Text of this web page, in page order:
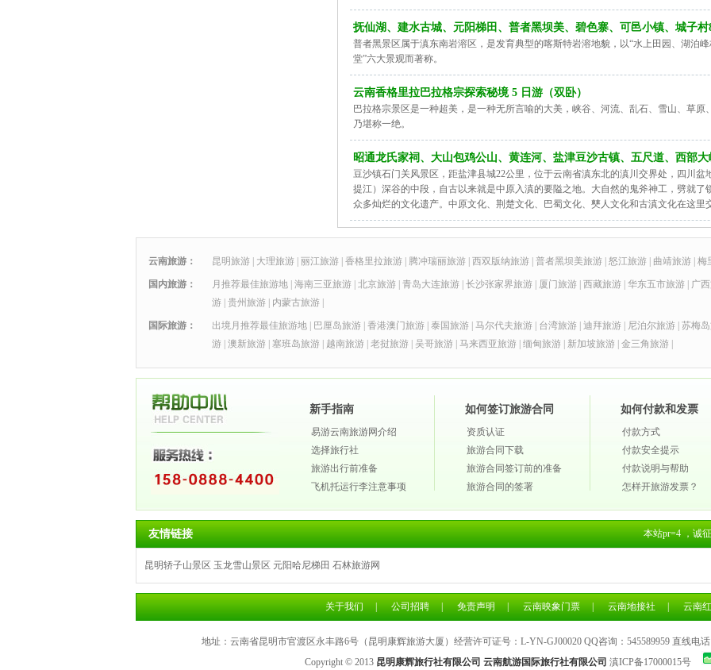
抚仙湖、建水古城、元阳梯田、普者黑坝美、碧色寨、可邑小镇、城子
普者黑景区属于滇东南岩溶区，是发育典型的喀斯特岩溶地貌，以“水上田园、湖泊
堂”六大景观而著称。
云南香格里拉巴拉格宗探索秘境 5 日游（双卧）
巴拉格宗景区是一种超美，是一种无所言喻的大美，峡谷、河流、乱石、雪山、草
乃堪称一绝。
昭通龙氏家祠、大山包鸡公山、黄连河、盐津豆沙古镇、五尺道、西部
豆沙镇石门关风景区，距盐津县城22公里，位于云南省滇东北的滇川交界处，四川
提江）深谷的中段，自古以来就是中原入滇的要隘之地。大自然的鬼斧神工，劈就
众多灿烂的文化遗产。中原文化、荆楚文化、巴蜀文化、僰人文化和古滇文化在这
云南旅游： 昆明旅游 大理旅游 丽江旅游 香格里拉旅游 腾冲瑞丽旅游 西双版纳旅游 普者黑坝美旅游 怒江旅游 曲靖旅游 梅
国内旅游： 月推荐最佳旅游地 海南三亚旅游 北京旅游 青岛大连旅游 长沙张家界旅游 厦门旅游 西藏旅游 华东五市旅游
广
游 贵州旅游 内蒙古旅游
国际旅游： 出境月推荐最佳旅游地 巴厘岛旅游 香港澳门旅游 泰国旅游 马尔代夫旅游 台湾旅游 迪拜旅游 尼泊尔旅游 苏梅
游 澳新旅游 塞班岛旅游 越南旅游 老挝旅游 吴哥旅游 马来西亚旅游 缅甸旅游 新加坡旅游 金三角旅游
新手指南
易游云南旅游网介绍
选择旅行社
旅游出行前准备
飞机托运行李注意事项
如何签订旅游合同
资质认证
旅游合同下载
旅游合同签订前的准备
旅游合同的签署
如何付款和发票
付款方式
付款安全提示
付款说明与帮助
怎样开旅游发票？
友情链接 本站pr=4 ，诚
昆明轿子山景区 玉龙雪山景区 元阳哈尼梯田 石林旅游网
关于我们 公司招聘 免责声明 云南映象门票 云南地接社 云南
地址：云南省昆明市官渡区永丰路6号（昆明康辉旅游大厦）经营许可证号：L-YN-GJ00020 QQ咨询： 545589959 直线电
Copyright © 2013 昆明康辉旅行社有限公司 云南航游国际旅行社有限公司 滇ICP备17000015号